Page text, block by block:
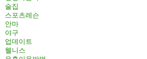
술집
스포츠레슨
안마
야구
업데이트
웰니스